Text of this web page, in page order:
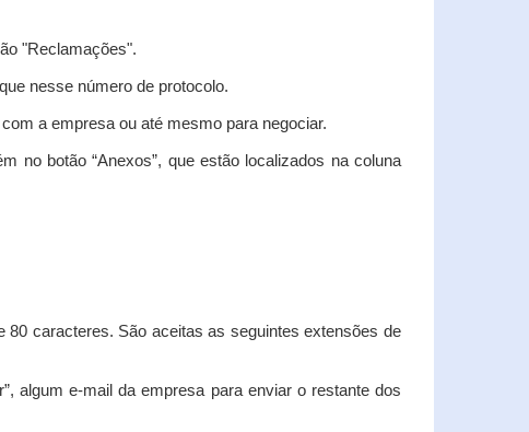
"Reclamações".
nesse número de protocolo.
a empresa ou até mesmo para negociar.
no botão “Anexos”, que estão localizados na coluna
caracteres. São aceitas as seguintes extensões de
algum e-mail da empresa para enviar o restante dos